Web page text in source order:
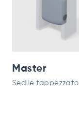
Master
Sedile tappezzato